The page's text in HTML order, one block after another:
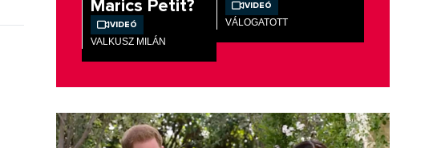
Marics Petit?
Videó
VALKUSZ MILÁN
Videó
VÁLOGATOTT